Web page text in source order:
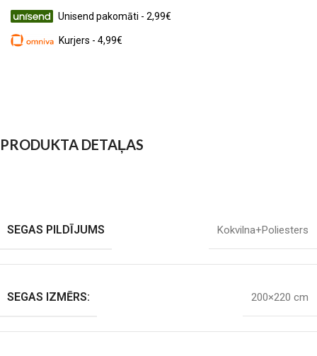
Unisend pakomāti - 2,99€
Kurjers - 4,99€
PRODUKTA DETAĻAS
SEGAS PILDĪJUMS Kokvilna+Poliesters
SEGAS IZMĒRS: 200×220 cm